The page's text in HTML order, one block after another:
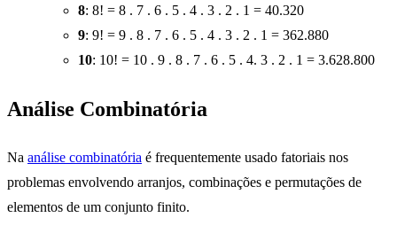
8: 8! = 8 . 7 . 6 . 5 . 4 . 3 . 2 . 1 = 40.320
9: 9! = 9 . 8 . 7 . 6 . 5 . 4 . 3 . 2 . 1 = 362.880
10: 10! = 10 . 9 . 8 . 7 . 6 . 5 . 4. 3 . 2 . 1 = 3.628.800
Análise Combinatória
Na análise combinatória é frequentemente usado fatoriais nos
problemas envolvendo arranjos, combinações e permutações de
elementos de um conjunto finito.